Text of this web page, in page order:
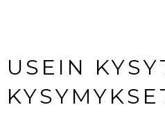
USEIN